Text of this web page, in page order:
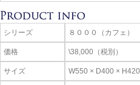
シリーズ ８０００（カフェ）
価格 \38,000（税別）
サイズ W550 × D400 ×